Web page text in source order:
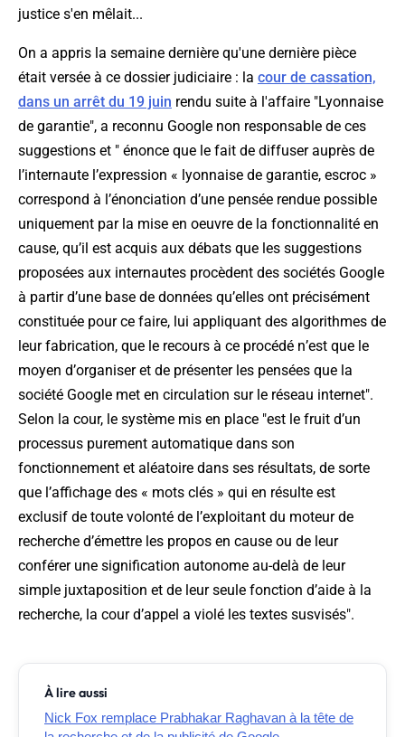
justice s'en mêlait...
On a appris la semaine dernière qu'une dernière pièce
était versée à ce dossier judiciaire : la cour de cassation,
dans un arrêt du 19 juin rendu suite à l'affaire "Lyonnaise
de garantie", a reconnu Google non responsable de ces
suggestions et " énonce que le fait de diffuser auprès de
l’internaute l’expression « lyonnaise de garantie, escroc »
correspond à l’énonciation d’une pensée rendue possible
uniquement par la mise en oeuvre de la fonctionnalité en
cause, qu’il est acquis aux débats que les suggestions
proposées aux internautes procèdent des sociétés Google
à partir d’une base de données qu’elles ont précisément
constituée pour ce faire, lui appliquant des algorithmes de
leur fabrication, que le recours à ce procédé n’est que le
moyen d’organiser et de présenter les pensées que la
société Google met en circulation sur le réseau internet".
Selon la cour, le système mis en place "est le fruit d’un
processus purement automatique dans son
fonctionnement et aléatoire dans ses résultats, de sorte
que l’affichage des « mots clés » qui en résulte est
exclusif de toute volonté de l’exploitant du moteur de
recherche d’émettre les propos en cause ou de leur
conférer une signification autonome au-delà de leur
simple juxtaposition et de leur seule fonction d’aide à la
recherche, la cour d’appel a violé les textes susvisés".
À lire aussi
Nick Fox remplace Prabhakar Raghavan à la tête de